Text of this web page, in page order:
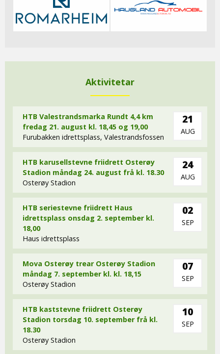
Aktivitetar
HTB Valestrandsmarka Rundt 4,4 km
fredag 21. august kl. 18,45 og 19,00
Furubakken idrettsplass, Valestrandsfossen
21
AUG
HTB karusellstevne friidrett Osterøy
Stadion måndag 24. august frå kl. 18.30
Osterøy Stadion
24
AUG
HTB seriestevne friidrett Haus
idrettsplass onsdag 2. september kl.
18,00
Haus idrettsplass
02
SEP
Mova Osterøy trear Osterøy Stadion
måndag 7. september kl. kl. 18,15
Osterøy Stadion
07
SEP
HTB kaststevne friidrett Osterøy
Stadion torsdag 10. september frå kl.
18.30
Osterøy Stadion
10
SEP